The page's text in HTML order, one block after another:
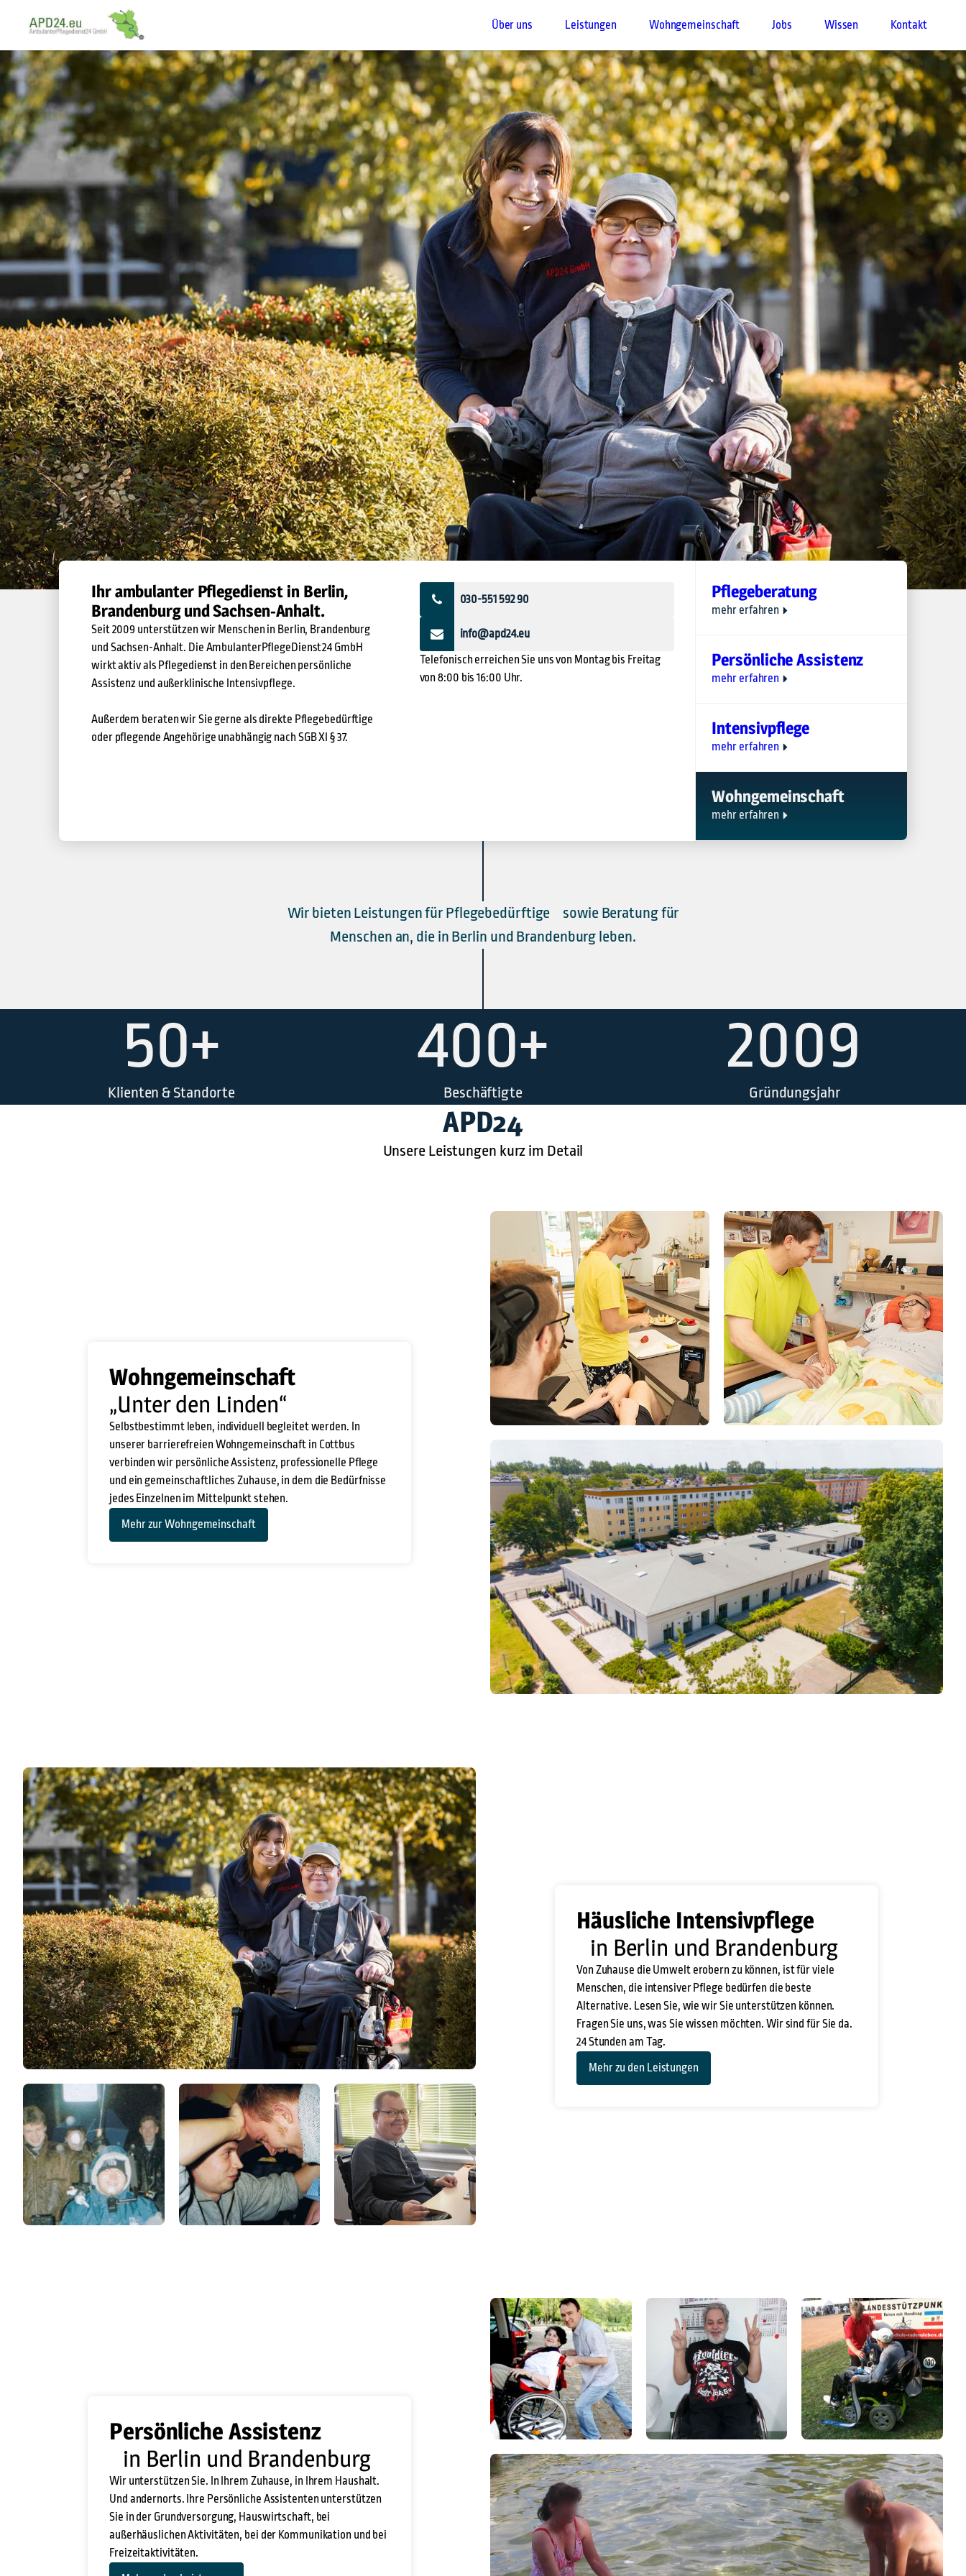
Über uns Leistungen Wohngemeinschaft Jobs Wissen Kontakt
Ihr ambulanter Pflegedienst in Berlin,
Brandenburg und Sachsen-Anhalt.
Seit 2009 unterstützen wir Menschen in Berlin, Brandenburg
und Sachsen-Anhalt. Die AmbulanterPflegeDienst24 GmbH
wirkt aktiv als Pflegedienst in den Bereichen persönliche
Assistenz und außerklinische Intensivpflege.
Außerdem beraten wir Sie gerne als direkte Pflegebedürftige
oder pflegende Angehörige unabhängig nach SGB XI § 37.
030-551 592 90
info@apd24.eu
Telefonisch erreichen Sie uns von Montag bis Freitag
von 8:00 bis 16:00 Uhr.
Pflegeberatung
mehr erfahren
Persönliche Assistenz
mehr erfahren
Intensivpflege
mehr erfahren
Wohngemeinschaft
mehr erfahren
Wir bieten Leistungen für Pflegebedürftige sowie Beratung für
Menschen an, die in Berlin und Brandenburg leben.
50+
Klienten & Standorte
400+
Beschäftigte
2009
Gründungsjahr
APD24
Unsere Leistungen kurz im Detail
Wohngemeinschaft
„Unter den Linden“
Selbstbestimmt leben, individuell begleitet werden. In
unserer barrierefreien Wohngemeinschaft in Cottbus
verbinden wir persönliche Assistenz, professionelle Pflege
und ein gemeinschaftliches Zuhause, in dem die Bedürfnisse
jedes Einzelnen im Mittelpunkt stehen.
Mehr zur Wohngemeinschaft
Häusliche Intensivpflege
in Berlin und Brandenburg
Von Zuhause die Umwelt erobern zu können, ist für viele
Menschen, die intensiver Pflege bedürfen die beste
Alternative. Lesen Sie, wie wir Sie unterstützen können.
Fragen Sie uns, was Sie wissen möchten. Wir sind für Sie da.
24 Stunden am Tag.
Mehr zu den Leistungen
Persönliche Assistenz
in Berlin und Brandenburg
Wir unterstützen Sie. In Ihrem Zuhause, in Ihrem Haushalt.
Und andernorts. Ihre Persönliche Assistenten unterstützen
Sie in der Grundversorgung, Hauswirtschaft, bei
außerhäuslichen Aktivitäten, bei der Kommunikation und bei
Freizeitaktivitäten.